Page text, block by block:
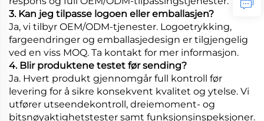
3. Kan jeg tilpasse logoen eller emballasjen?
Ja, vi tilbyr OEM/ODM-tjenester. Logoetrykking,
fargeendringer og emballasjedesign er tilgjengelig
ved en viss MOQ. Ta kontakt for mer informasjon.
4. Blir produktene testet før sending?
Ja. Hvert produkt gjennomgår full kontroll før
levering for å sikre konsekvent kvalitet og ytelse. Vi
utfører utseendekontroll, dreiemoment- og
bitsnøyaktighetstester samt funksjonsinspeksjoner.